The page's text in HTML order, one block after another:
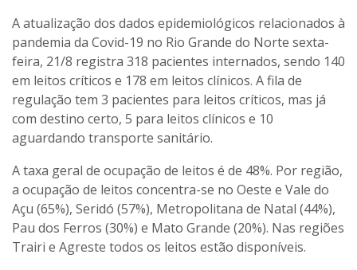
A atualização dos dados epidemiológicos relacionados à
pandemia da Covid-19 no Rio Grande do Norte sexta-
feira, 21/8 registra 318 pacientes internados, sendo 140
em leitos críticos e 178 em leitos clínicos. A fila de
regulação tem 3 pacientes para leitos críticos, mas já
com destino certo, 5 para leitos clínicos e 10
aguardando transporte sanitário.
A taxa geral de ocupação de leitos é de 48%. Por região,
a ocupação de leitos concentra-se no Oeste e Vale do
Açu (65%), Seridó (57%), Metropolitana de Natal (44%),
Pau dos Ferros (30%) e Mato Grande (20%). Nas regiões
Trairi e Agreste todos os leitos estão disponíveis.